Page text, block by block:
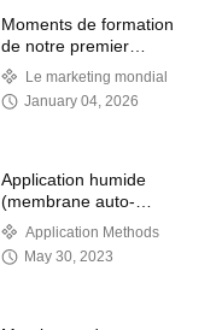
Moments de formation
de notre premier
programme
d’applicateurs agréés à
l’étranger !
Le marketing mondial
January 04, 2026
Application humide
(membrane auto-
adhésive de Bondsure
avec le ciment humide
pour faire le traitement
Application Methods
May 30, 2023